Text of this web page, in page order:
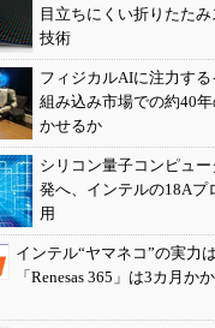
目立ちにくい折りたた
技術
フィジカルAIに注力する
組み込み市場での約40
かせるか
シリコン量子コンピュー
発へ、インテルの18Aプ
用
インテル“ヤマネコ”の実力
「Renesas 365」は3カ月か